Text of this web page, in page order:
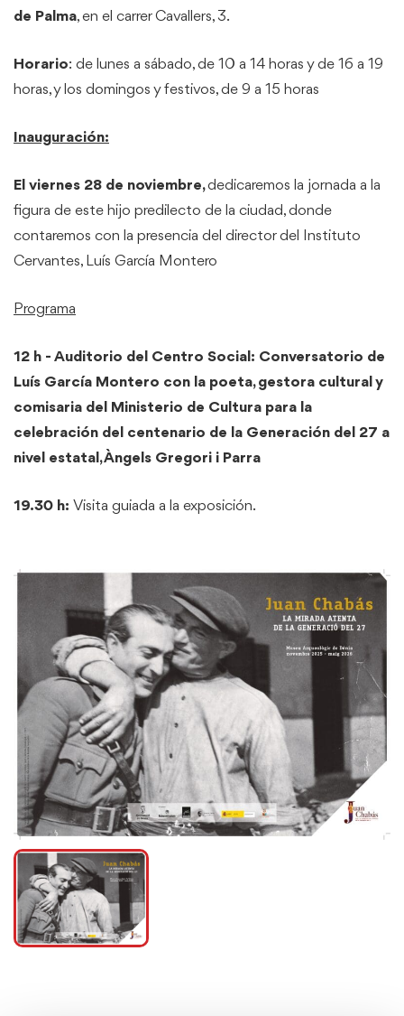
de Palma, en el carrer Cavallers, 3.
Horario: de lunes a sábado, de 10 a 14 horas y de 16 a 19
horas, y los domingos y festivos, de 9 a 15 horas
Inauguración:
El viernes 28 de noviembre,dedicaremos la jornada a la
figura de este hijo predilecto de la ciudad, donde
contaremos con la presencia del director del Instituto
Cervantes, Luís García Montero
Programa
12 h - Auditorio del Centro Social: Conversatorio de
Luís García Montero con la poeta, gestora cultural y
comisaria del Ministerio de Cultura para la
celebración del centenario de la Generación del 27 a
nivel estatal,Àngels Gregori i Parra
19.30 h: Visita guiada a la exposición.